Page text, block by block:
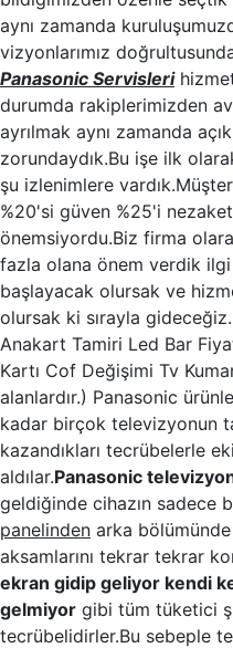
aynı zamanda
vizyonlarımız
Panasonic Servisleri
durumda rakiplerimizden
ayrılmak aynı zamanda
zorundaydık.Bu işe ilk
şu izlenimlere
%20'si güven %25'i
önemsiyordu.Biz firma
fazla olana önem verdik
başlayacak olursak ve
olursak ki sırayla
Anakart Tamiri Led Bar
Kartı Cof Değişimi Tv
alanlardır.) Panasonic
kadar birçok televizyonun
kazandıkları tecrübelerle
aldılar.Panasonic
geldiğinde cihazın sadece
panelinden arka
aksamlarını tekrar tekrar
ekran gidip geliyor kendi
gelmiyor gibi tüm tüketici
tecrübelidirler.Bu sebeple